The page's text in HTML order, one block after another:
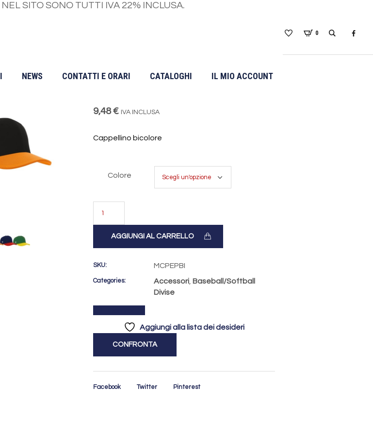
NEL SITO SONO TUTTI IVA 22% INCLUSA.
0
NEWS CONTATTI E ORARI CATALOGHI IL MIO ACCOUNT
MACRON PEPPER BICOLORE
9,48 € IVA INCLUSA
Cappellino bicolore
Colore
AGGIUNGI AL CARRELLO
SKU: MCPEPBI
Categories: Accessori Baseball/Softball
Divise
Aggiungi alla lista dei desideri
CONFRONTA
Facebook Twitter Pinterest